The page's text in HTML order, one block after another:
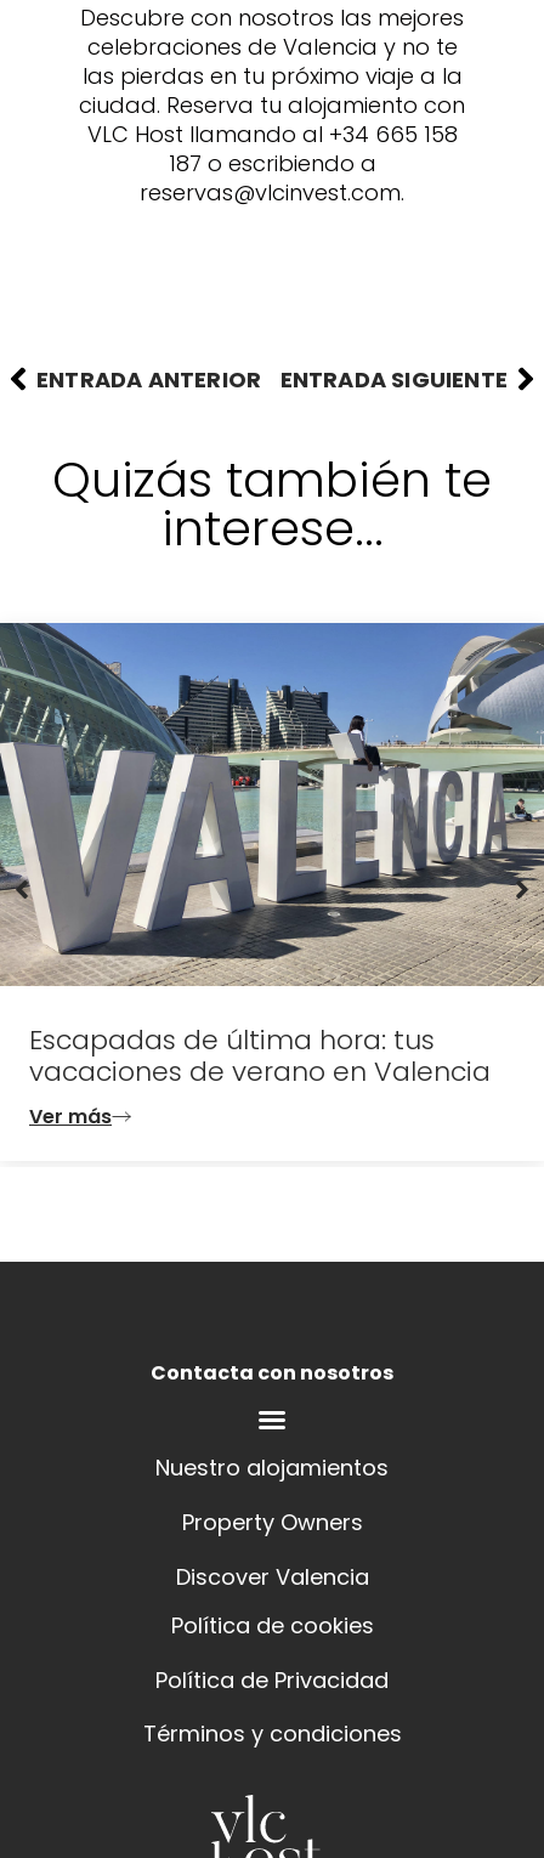
Descubre con nosotros las mejores
celebraciones de Valencia y no te
las pierdas en tu próximo viaje a la
ciudad. Reserva tu alojamiento con
VLC Host llamando al +34 665 158
187 o escribiendo a
reservas@vlcinvest.com.
ENTRADA ANTERIOR ENTRADA SIGUIENTE
Quizás también te
interese...
Escapadas de última hora: tus
vacaciones de verano en Valencia
Ver más
Contacta con nosotros
Nuestro alojamientos
Property Owners
Discover Valencia
Política de cookies
Política de Privacidad
Términos y condiciones